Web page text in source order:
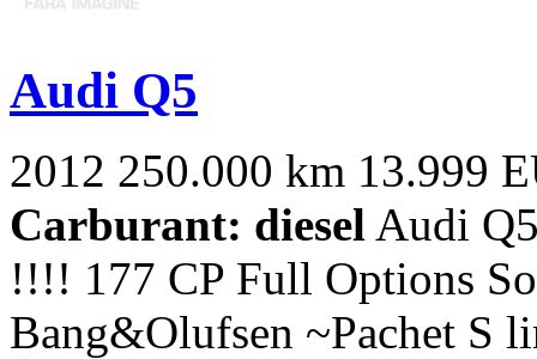
Audi Q5
2012 250.000 km 13.999
Carburant: diesel Audi
!!!! 177 CP Full Options
Bang&Olufsen ~Pachet S